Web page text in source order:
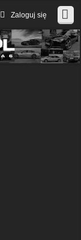
Zaloguj się